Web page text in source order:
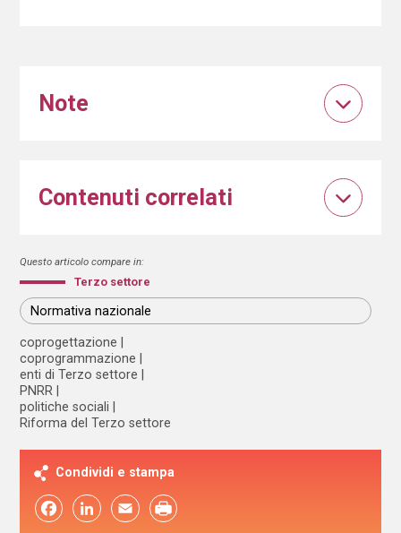
Note
Contenuti correlati
Questo articolo compare in:
Terzo settore
Normativa nazionale
coprogettazione
coprogrammazione
enti di Terzo settore
PNRR
politiche sociali
Riforma del Terzo settore
Condividi e stampa
FacebookLinkedIn Email